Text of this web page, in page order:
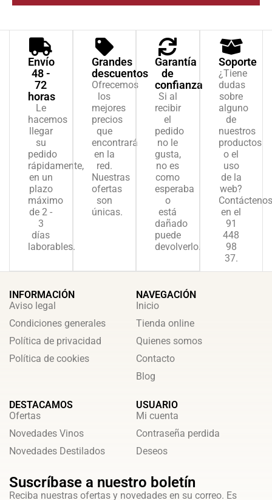
Envío
48 -
72
horas
Le
hacemos
llegar
su
pedido
rápidamente,
en un
plazo
máximo
de 2 -
3
días
laborables.
Grandes
descuentos
Ofrecemos
los
mejores
precios
que
encontrará
en la
red.
Nuestras
ofertas
son
únicas.
Garantía
de
confianza
Si al
recibir
el
pedido
no le
gusta,
no es
como
esperaba
o
está
dañado
puede
devolverlo.
Soporte
¿Tiene
dudas
sobre
alguno
de
nuestros
productos
o el
uso
de la
web?
Contáctenos
en el
91
448
98
37.
INFORMACIÓN
Aviso legal
Condiciones generales
Política de privacidad
Política de cookies
NAVEGACIÓN
Inicio
Tienda online
Quienes somos
Contacto
Blog
DESTACAMOS
Ofertas
Novedades Vinos
Novedades Destilados
USUARIO
Mi cuenta
Contraseña perdida
Deseos
Suscríbase a nuestro boletín
Reciba nuestras ofertas y novedades en su correo. Es